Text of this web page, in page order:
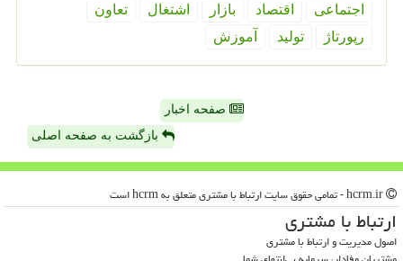
اجتماعی اقتصاد بازار اشتغال
تعاون
رپورتاژ
تولید آموزش
صفحه اخبار
بازگشت به صفحه اصلی
ارتباط با مشتری
اصول مدیریت و ارتباط با مشتری